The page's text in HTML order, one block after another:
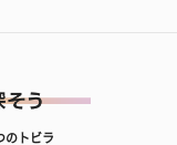
のトビラ